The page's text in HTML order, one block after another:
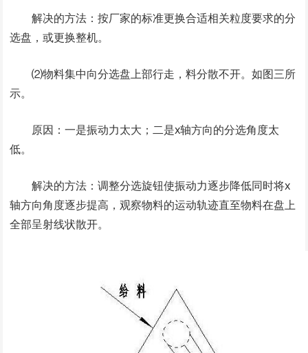
解决的方法：按厂家的标准更换合适相关粒度要求的分
选盘，或更换整机。
⑵物料集中向分选盘上部行走，料分散不开。如图三所
示。
原因：一是振动力太大；二是x轴方向的分选角度太
低。
解决的方法：调整分选旋钮使振动力逐步降低同时将x
轴方向角度逐步提高，观察物料的运动轨迹直至物料在盘上
全部呈射线状散开。